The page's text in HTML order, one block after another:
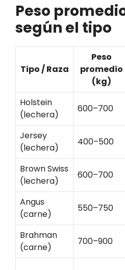
Peso
según el tipo
Tipo / Raza
Peso
promedio
(kg)
Holstein
(lechera)
600–700
Jersey
(lechera)
400–500
Brown Swiss
(lechera)
600–700
Angus
(carne)
550–750
Brahman
(carne)
700–900